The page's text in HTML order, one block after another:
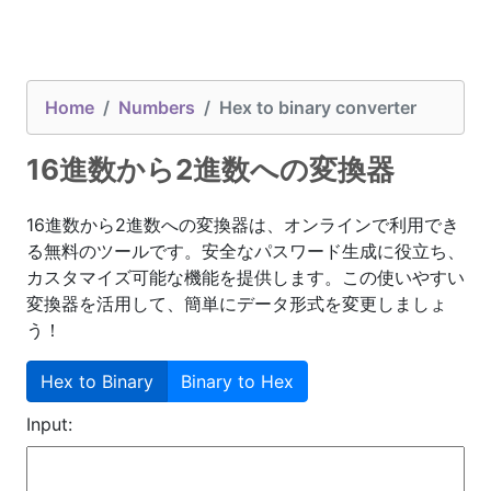
Home Numbers Hex to binary converter
16進数から2進数への変換器
16進数から2進数への変換器は、オンラインで利用でき
る無料のツールです。安全なパスワード生成に役立ち、
カスタマイズ可能な機能を提供します。この使いやすい
変換器を活用して、簡単にデータ形式を変更しましょ
う！
Hex to Binary
Binary to Hex
Input: